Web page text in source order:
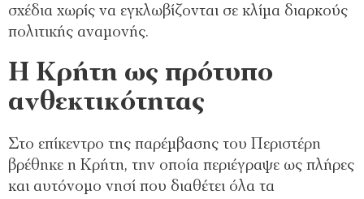
σχέδια χωρίς να εγκλωβίζονται σε κλίμα διαρκούς
πολιτικής αναμονής.
Η Κρήτη ως πρότυπο
ανθεκτικότητας
Στο επίκεντρο της παρέμβασης του Περιστέρη
βρέθηκε η Κρήτη, την οποία περιέγραψε ως πλήρες
και αυτόνομο νησί που διαθέτει όλα τα